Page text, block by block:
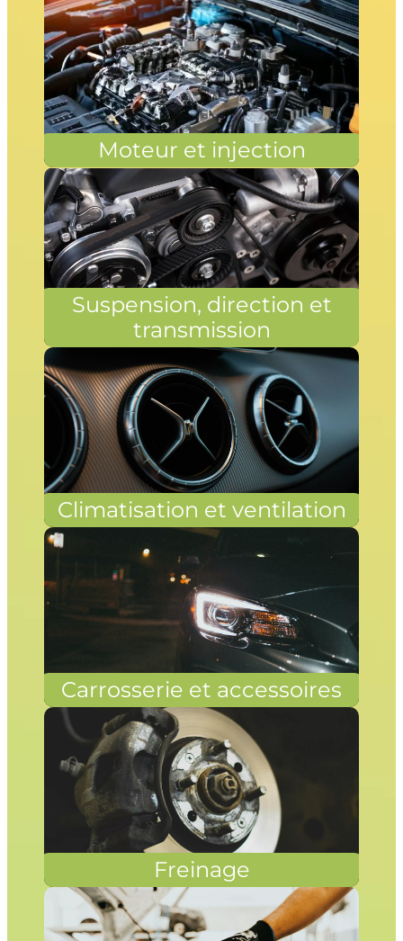
Moteur et injection
Suspension, direction et
transmission
Climatisation et ventilation
Carrosserie et accessoires
Freinage